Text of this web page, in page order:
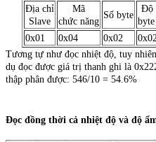
Địa chỉ
Slave
Mã
chức năng
Số byte
Độ
0x01
0x04 0x02
Tương tự như đọc nhiệt độ, tuy
dụ đọc được giá trị thanh ghi là
thập phân được: 546/10 = 54.6%
Đọc đồng thời cả nhiệt độ và độ